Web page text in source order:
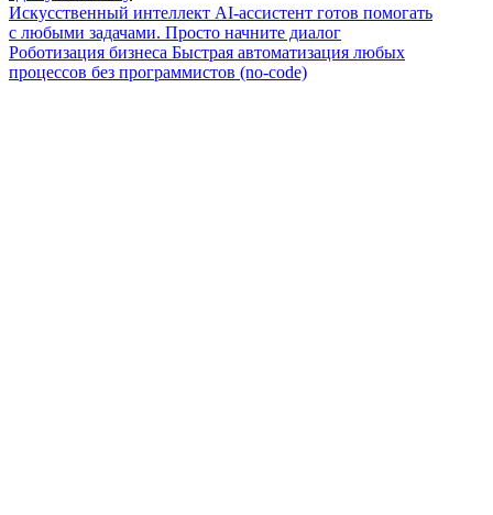
Искусственный интеллект AI-ассистент готов помогать
с любыми задачами. Просто начните диалог
Роботизация бизнеса Быстрая автоматизация любых
процессов без программистов (no-code)